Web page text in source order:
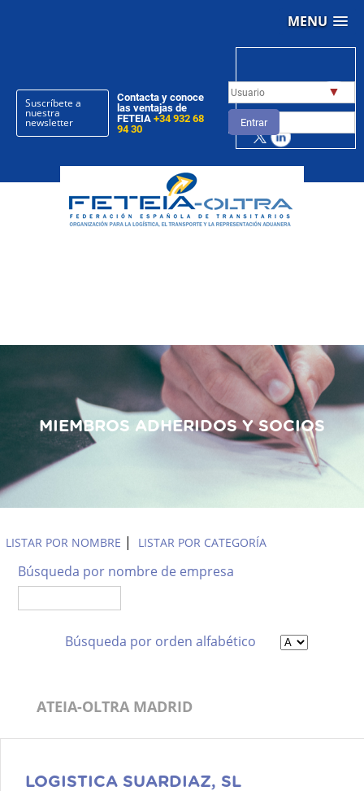
MENU
Suscríbete a
nuestra
newsletter
Contacta y conoce
las ventajas de
FETEIA+34 932 68
94 30
▼
Entrar
MIEMBROS ADHERIDOS Y SOCIOS
LISTAR POR NOMBRE | LISTAR POR CATEGORÍA
Búsqueda por nombre de empresa
Búsqueda por orden alfabético
ATEIA-OLTRA MADRID
LOGISTICA SUARDIAZ, SL